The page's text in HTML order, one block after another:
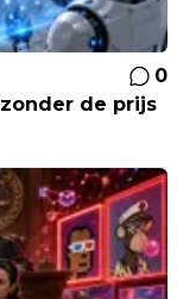
0
de prijs